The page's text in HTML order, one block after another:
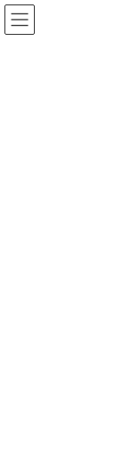
コ
ン
ナ
ビ